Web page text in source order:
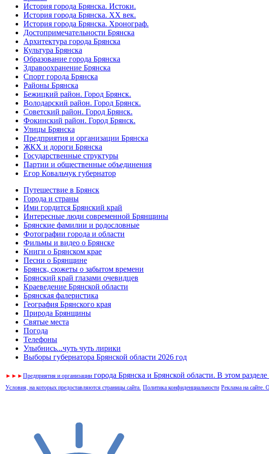
История города Брянска. Истоки.
История города Брянска. XX век.
История города Брянска. Хронограф.
Достопримечательности Брянска
Архитектура города Брянска
Культура Брянска
Образование города Брянска
Здравоохранение Брянска
Спорт города Брянска
Районы Брянска
Бежицкий район. Город Брянск.
Володарский район. Город Брянск.
Советский район. Город Брянск.
Фокинский район. Город Брянск.
Улицы Брянска
Предприятия и организации Брянска
ЖКХ и дороги Брянска
Государственные структуры
Партии и общественные объединения
Егор Ковальчук губернатор
Путешествие в Брянск
Города и страны
Ими гордится Брянский край
Интересные люди современной Брянщины
Брянские фамилии и родословные
Фотографии города и области
Фильмы и видео о Брянске
Книги о Брянском крае
Песни о Брянщине
Брянск, сюжеты о забытом времени
Брянский край глазами очевидцев
Краеведение Брянской области
Брянская фалеристика
География Брянского края
Природа Брянщины
Святые места
Погода
Телефоны
Улыбнись...чуть чуть лирики
Выборы губернатора Брянской области 2026 год
► ► ►Предприятия и организации города Брянска и Брянской области. В этом
Условия, на которых предоставляются страницы сайта. Политика конфиденциальности Реклама на сайте.